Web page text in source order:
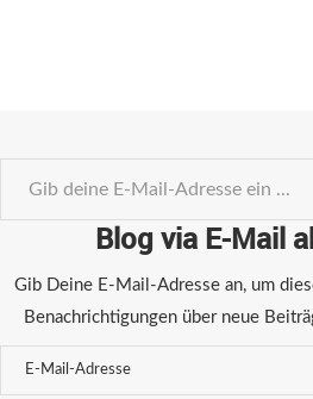
Blog via E-Mail
Gib Deine E-Mail-Adresse an, um
Benachrichtigungen über neue